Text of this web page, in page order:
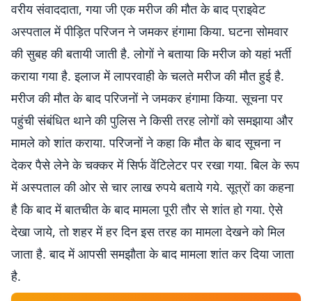
वरीय संवाददाता, गया जी एक मरीज की मौत के बाद प्राइवेट
अस्पताल में पीड़ित परिजन ने जमकर हंगामा किया. घटना सोमवार
की सुबह की बतायी जाती है. लोगों ने बताया कि मरीज को यहां भर्ती
कराया गया है. इलाज में लापरवाही के चलते मरीज की मौत हुई है.
मरीज की मौत के बाद परिजनों ने जमकर हंगामा किया. सूचना पर
पहुंची संबंधित थाने की पुलिस ने किसी तरह लोगों को समझाया और
मामले को शांत कराया. परिजनों ने कहा कि मौत के बाद सूचना न
देकर पैसे लेने के चक्कर में सिर्फ वेंटिलेटर पर रखा गया. बिल के रूप
में अस्पताल की ओर से चार लाख रुपये बताये गये. सूत्रों का कहना
है कि बाद में बातचीत के बाद मामला पूरी तौर से शांत हो गया. ऐसे
देखा जाये, तो शहर में हर दिन इस तरह का मामला देखने को मिल
जाता है. बाद में आपसी समझौता के बाद मामला शांत कर दिया जाता
है.